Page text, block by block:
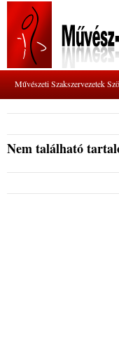
Művészeti Szakszervezetek
Nem található